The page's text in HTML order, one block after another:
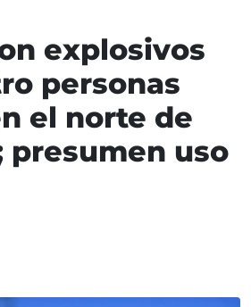
explosivos
personas
el norte de
presumen uso